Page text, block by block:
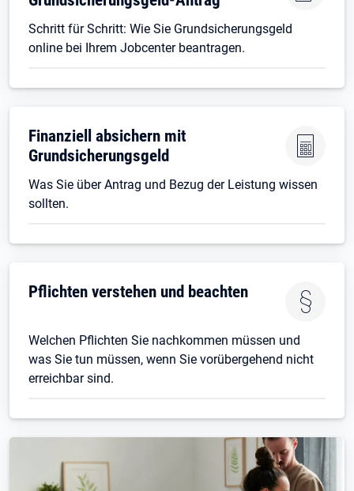
Schritt für Schritt: Wie Sie Grundsicherungsgeld
online bei Ihrem Jobcenter beantragen.
Finanziell absichern mit
Grundsicherungsgeld
Was Sie über Antrag und Bezug der Leistung wissen
sollten.
Pflichten verstehen und beachten
Welchen Pflichten Sie nachkommen müssen und
was Sie tun müssen, wenn Sie vorübergehend nicht
erreichbar sind.